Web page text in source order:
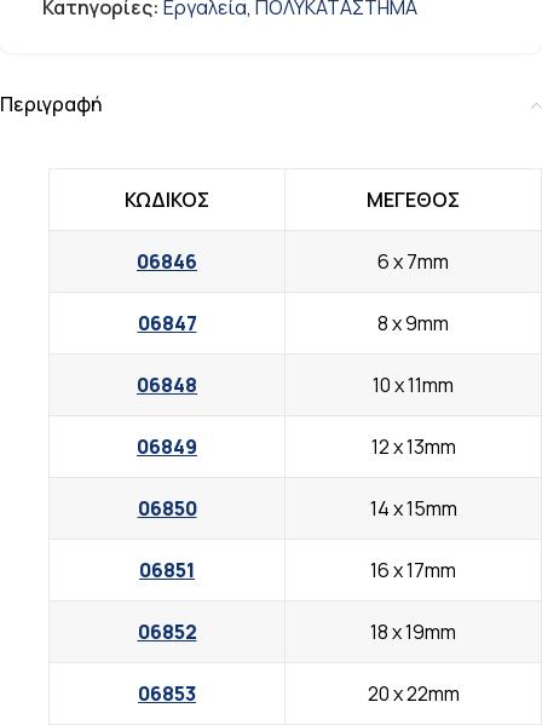
Κατηγορίες: Εργαλεία, ΠΟΛΥΚΑΤΑΣΤΗΜΑ
Περιγραφή
ΚΩΔΙΚΟΣ ΜΕΓΕΘΟΣ
06846 6 x 7mm
06847 8 x 9mm
06848 10 x 11mm
06849 12 x 13mm
06850 14 x 15mm
06851 16 x 17mm
06852 18 x 19mm
06853 20 x 22mm